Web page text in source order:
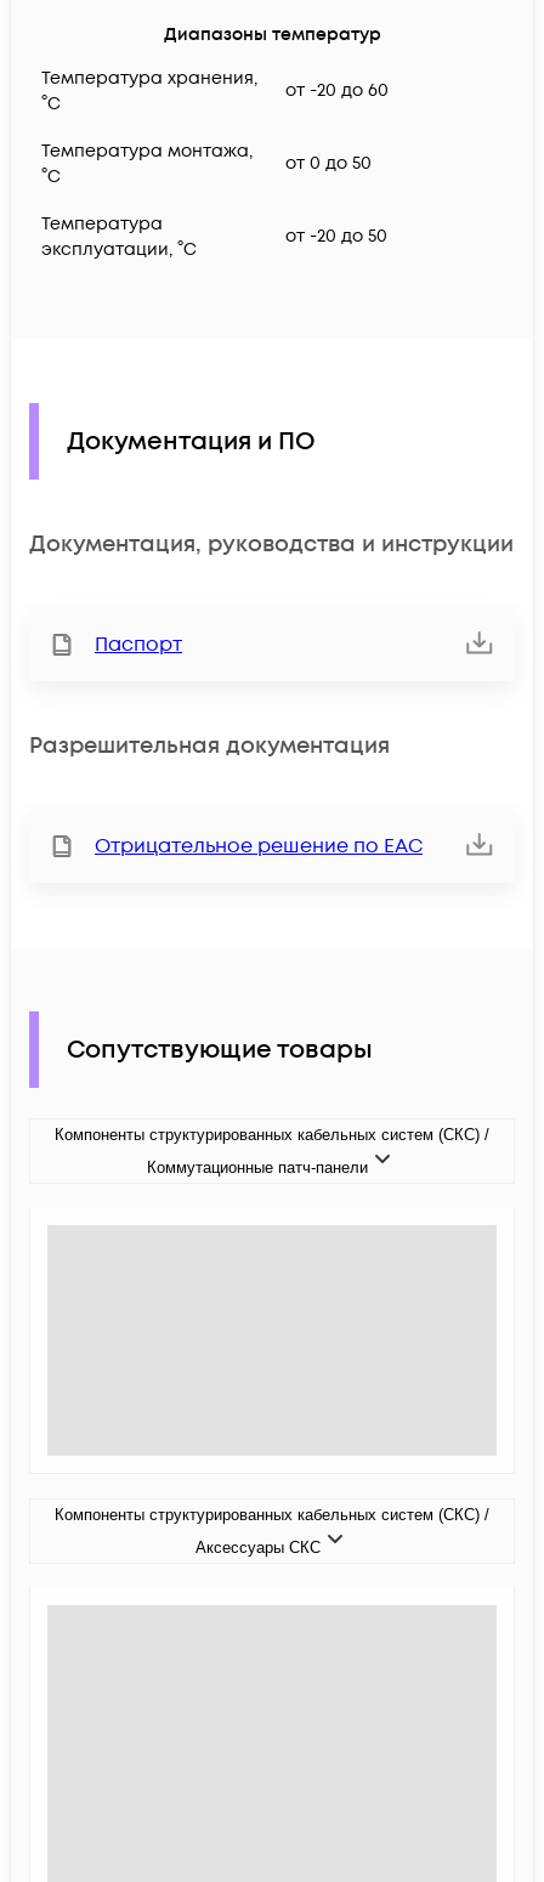
Диапазоны температур
Температура хранения,
°C
от -20 до 60
Температура монтажа,
°C
от 0 до 50
Температура
эксплуатации, °C
от -20 до 50
Документация и ПО
Документация, руководства и инструкции
Паспорт
Разрешительная документация
Отрицательное решение по ЕАС
Сопутствующие товары
Компоненты структурированных кабельных систем (СКС) /
Коммутационные патч-панели
Компоненты структурированных кабельных систем (СКС) /
Аксессуары СКС